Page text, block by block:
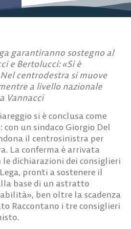
garantiranno sostegno al
e Bertolucci: «Si è
centrodestra si muove
a livello nazionale
Vannacci
si è conclusa come
un sindaco Giorgio Del
il centrosinistra per
La conferma è arrivata
dichiarazioni dei consiglieri
pronti a sostenere il
base di un astratto
ben oltre la scadenza
Raccontano i tre consiglieri